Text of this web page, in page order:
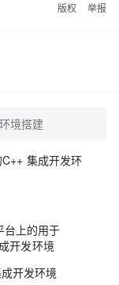
版权 举报
境搭建
集成开发环
台上的用于
开发环境
开发环境